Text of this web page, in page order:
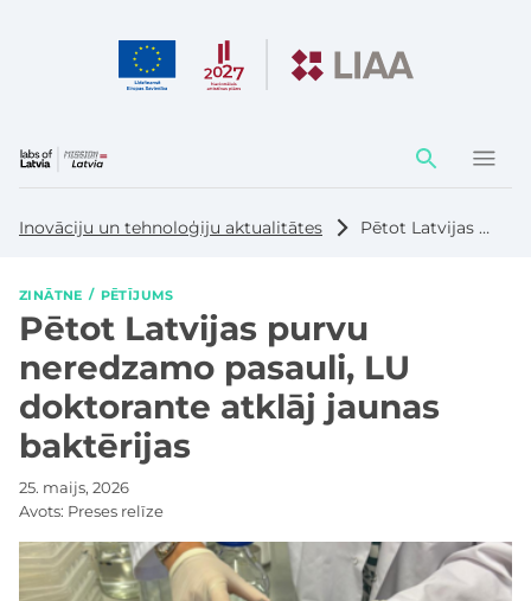
Darbības
elementi
Inovāciju un tehnoloģiju aktualitātes Pētot Latvijas purvu neredzamo pasauli, LU doktorante atklāj jaunas baktērijas
ZINĀTNE PĒTĪJUMS
Pētot Latvijas purvu
neredzamo pasauli, LU
doktorante atklāj jaunas
baktērijas
25. maijs, 2026
Avots: Preses relīze